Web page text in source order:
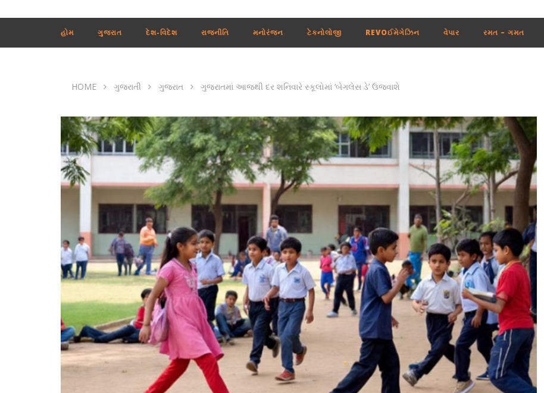
હોમ ગુજરાત દેશ-વિદેશ રાજનીતિ મનોરંજન ટેકનોલોજી REVOઈમેગેઝિન વેપાર રમત – ગમત
HOME ગુજરાતી ગુજરાત ગુજરાતમાં આજથી દર શનિવારે સ્કૂલોમાં ‘બેગલેસ ડે’ ઉજવાશે